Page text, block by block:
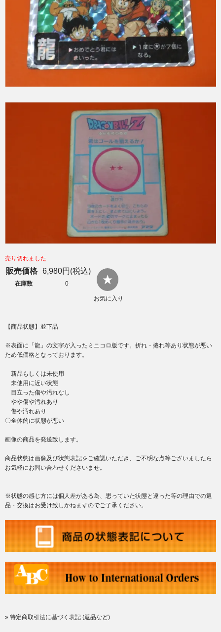
売り切れました
販売価格 6,980円(税込)
在庫数 0
お気に入り
【商品状態】並下品
※表面に「龍」の文字が入ったミニコロ版です。折れ・捲れ等あり状態が悪い
ため低価格となっております。
新品もしくは未使用
未使用に近い状態
目立った傷や汚れなし
やや傷や汚れあり
傷や汚れあり
〇全体的に状態が悪い
画像の商品を発送致します。
商品状態は画像及び状態表記をご確認いただき、ご不明な点等ございましたら
お気軽にお問い合わせくださいませ。
※状態の感じ方には個人差がある為、思っていた状態と違った等の理由での返
品・交換はお受け致しかねますのでご了承ください。
» 特定商取引法に基づく表記 (返品など)